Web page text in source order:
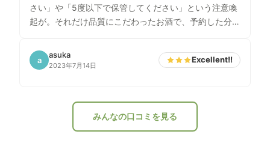
さい」や「5度以下で保管してください」という注意喚
起が。それだけ品質にこだわったお酒で、予約した分し
だと思っていますが、濃厚な口当たりと酸味や甘さがあ
って非常に美味しい。ややフルーティとも思えますが、
っぽさも感じます。 一年に一度しか飲めないお酒で
す。濃厚なチーズやおかきとかも合いそう。
a
asuka
2023年7月14日
Excellent!!
みんなの口コミを見る